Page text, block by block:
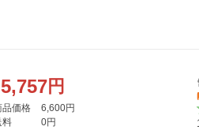
5,757円
品価格 6,600円
料
0円